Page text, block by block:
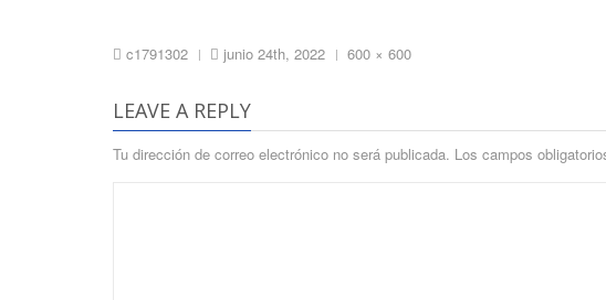
c1791302 | junio 24th, 2022 |
Full
600 × 600
LEAVE A REPLY
Tu dirección de correo electrónico no será publicada. Los campos